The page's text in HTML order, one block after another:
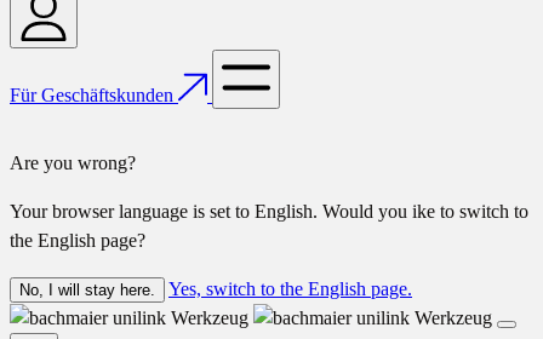
Für Geschäftskunden
Are you wrong?
Your browser language is set to English. Would you ike to switch to
the English page?
No, I will stay here. Yes, switch to the English page.